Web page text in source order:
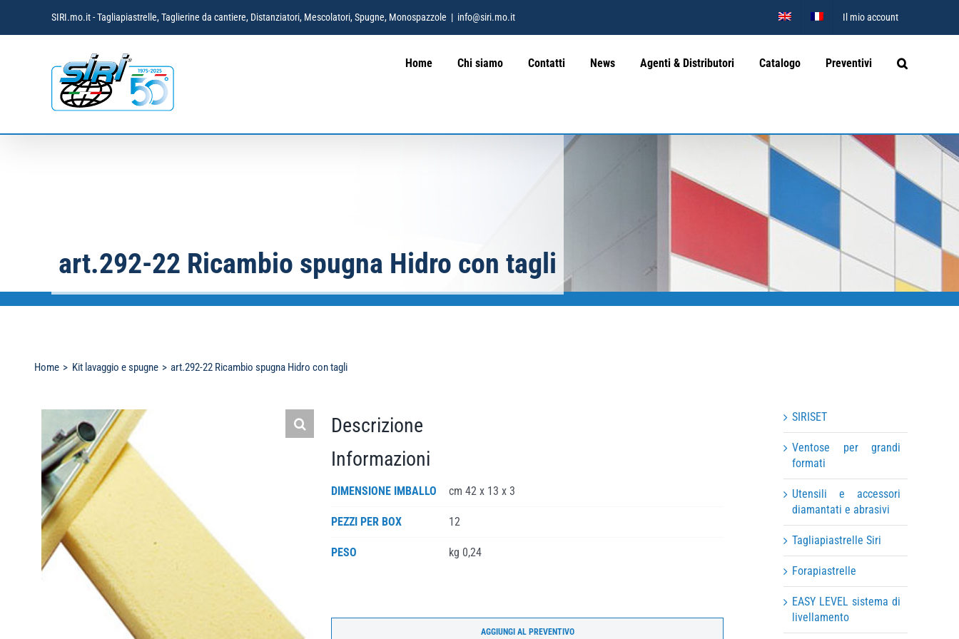
contenuto
SIRI.mo.it - Tagliapiastrelle, Taglierine da cantiere, Distanziatori, Mescolatori, Spugne, Monospazzole | info@siri.mo.it Il mio account
Home Chi siamo Contatti News Agenti & Distributori Catalogo Preventivi
art.292-22 Ricambio spugna Hidro con tagli
Home Kit lavaggio e spugne art.292-22 Ricambio spugna Hidro con tagli
Descrizione
Informazioni
DIMENSIONE IMBALLO cm 42 x 13 x 3
PEZZI PER BOX 12
PESO kg 0,24
AGGIUNGI AL PREVENTIVO
SIRISET
Ventose per grandi
formati
Utensili e accessori
diamantati e abrasivi
Tagliapiastrelle Siri
Forapiastrelle
EASY LEVEL sistema di
livellamento